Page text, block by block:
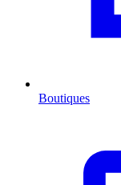
Boutiques